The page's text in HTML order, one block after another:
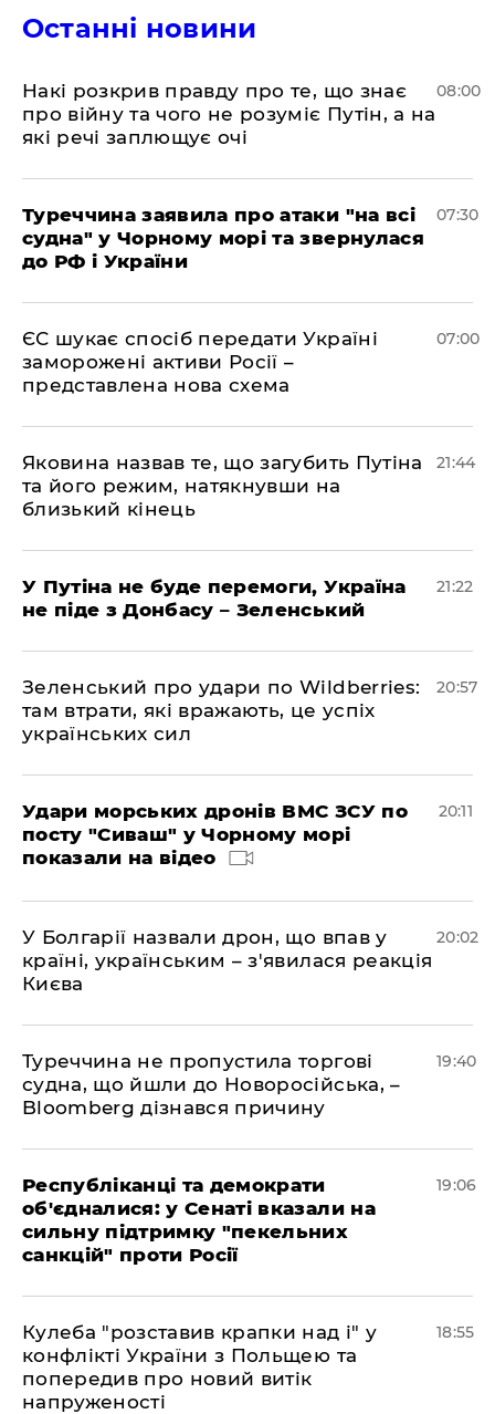
Останні новини
Накі розкрив правду про те, що знає
про війну та чого не розуміє Путін, а на
які речі заплющує очі
08:00
Туреччина заявила про атаки "на всі
судна" у Чорному морі та звернулася
до РФ і України
07:30
ЄС шукає спосіб передати Україні
заморожені активи Росії –
представлена ​​нова схема
07:00
Яковина назвав те, що загубить Путіна
та його режим, натякнувши на
близький кінець
21:44
У Путіна не буде перемоги, Україна
не піде з Донбасу – Зеленський
21:22
Зеленський про удари по Wildberries:
там втрати, які вражають, це успіх
українських сил
20:57
Удари морських дронів ВМС ЗСУ по
посту "Сиваш" у Чорному морі
показали на відео
20:11
У Болгарії назвали дрон, що впав у
країні, українським – з'явилася реакція
Києва
20:02
Туреччина не пропустила торгові
судна, що йшли до Новоросійська, –
Bloomberg дізнався причину
19:40
Республіканці та демократи
об'єдналися: у Сенаті вказали на
сильну підтримку "пекельних
санкцій" проти Росії
19:06
Кулеба "розставив крапки над і" у
конфлікті України з Польщею та
попередив про новий витік
напруженості
18:55